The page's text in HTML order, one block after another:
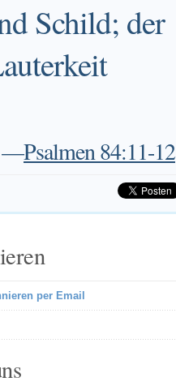
Schild; der
—Psalmen 84:11-12
per Email